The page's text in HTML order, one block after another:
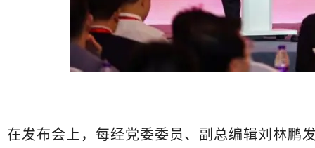
在发布会上，每经党委委员、副总编辑刘林鹏